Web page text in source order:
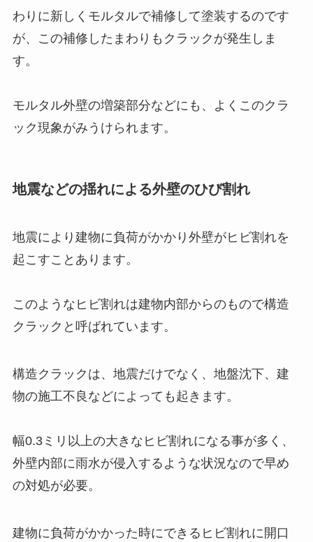
わりに新しくモルタルで補修して塗装するのです
が、この補修したまわりもクラックが発生しま
す。
モルタル外壁の増築部分などにも、よくこのクラ
ック現象がみうけられます。
地震などの揺れによる外壁のひび割れ
地震により建物に負荷がかかり外壁がヒビ割れを
起こすことあります。
このようなヒビ割れは建物内部からのもので構造
クラックと呼ばれています。
構造クラックは、地震だけでなく、地盤沈下、建
物の施工不良などによっても起きます。
幅0.3ミリ以上の大きなヒビ割れになる事が多く、
外壁内部に雨水が侵入するような状況なので早め
の対処が必要。
建物に負荷がかかった時にできるヒビ割れに開口